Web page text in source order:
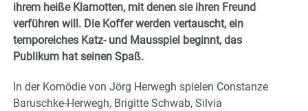
ihrem heiße Klamotten, mit denen sie ihren Freund
verführen will. Die Koffer werden vertauscht, ein
temporeiches Katz- und Mausspiel beginnt, das
Publikum hat seinen Spaß.
In der Komödie von Jörg Herwegh spielen Constanze
Baruschke-Herwegh, Brigitte Schwab, Silvia